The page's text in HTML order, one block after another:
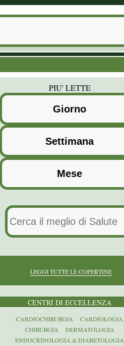
PIU' LETTE
LEGGI TUTTE LE COPERTINE
CENTRI DI ECCELLENZA
CARDIOCHIRURGIA
CARDIOLOGIA
CHIRURGIA
DERMATOLOGIA
ENDOCRINOLOGIA & DIABETOLOGIA